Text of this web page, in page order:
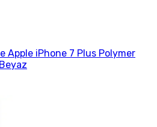
Apple iPhone 7 Plus Polymer